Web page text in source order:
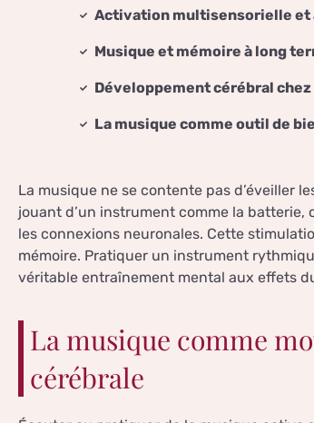
Activation multisensorielle et
Musique et mémoire à long
Développement cérébral
La musique comme outil de
La musique ne se contente pas d’éveiller
jouant d’un instrument comme la
les connexions neuronales. Cette
mémoire. Pratiquer un instrument
véritable entraînement mental aux effets
La musique comme
cérébrale